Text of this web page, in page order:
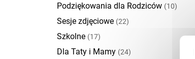
Podziękowania dla Rodziców (10)
Sesje zdjęciowe (22)
Szkolne (17)
Dla Taty i Mamy (24)